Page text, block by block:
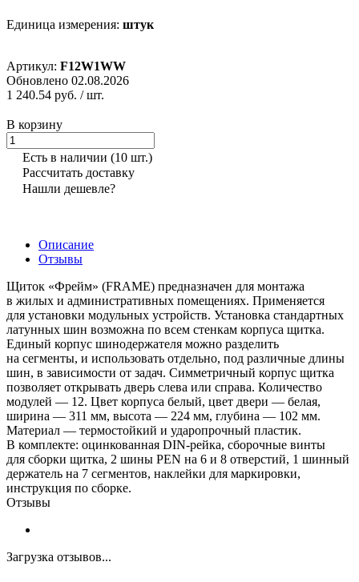
Единица измерения: штук
Артикул: F12W1WW
Обновлено 02.08.2026
1 240.54 руб. / шт.
В корзину
Есть в наличии (10 шт.)
Рассчитать доставку
Нашли дешевле?
Описание
Отзывы
Щиток «Фрейм» (FRAME) предназначен для монтажа
в жилых и административных помещениях. Применяется
для установки модульных устройств. Установка стандартных
латунных шин возможна по всем стенкам корпуса щитка.
Единый корпус шинодержателя можно разделить
на сегменты, и использовать отдельно, под различные длины
шин, в зависимости от задач. Симметричный корпус щитка
позволяет открывать дверь слева или справа. Количество
модулей — 12. Цвет корпуса белый, цвет двери — белая,
ширина — 311 мм, высота — 224 мм, глубина — 102 мм.
Материал — термостойкий и ударопрочный пластик.
В комплекте: оцинкованная DIN-рейка, сборочные винты
для сборки щитка, 2 шины PEN на 6 и 8 отверстий, 1 шинный
держатель на 7 сегментов, наклейки для маркировки,
инструкция по сборке.
Отзывы
Загрузка отзывов...